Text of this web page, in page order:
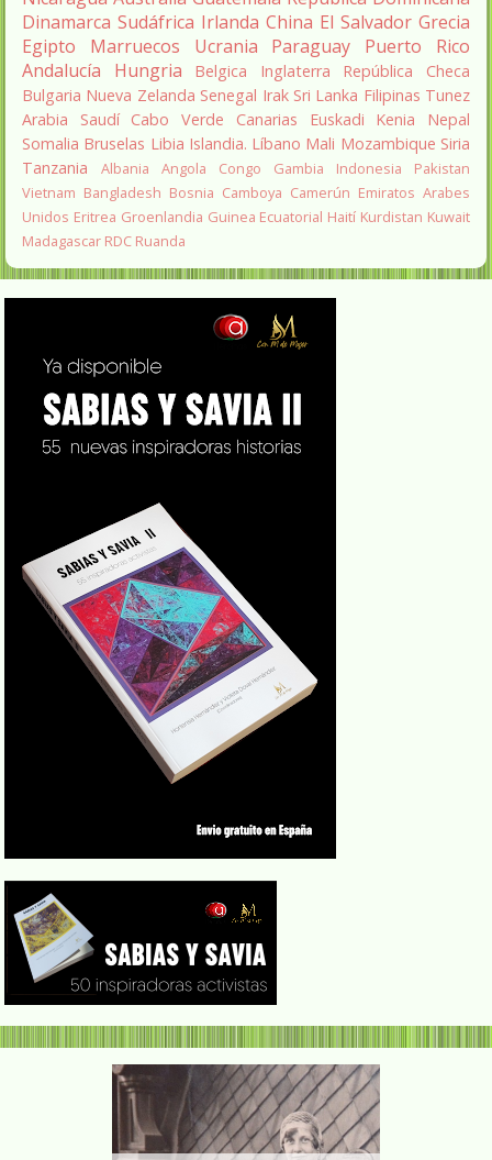
Dinamarca Sudáfrica Irlanda China El Salvador Grecia
Egipto
Marruecos Ucrania Paraguay
Puerto Rico
Andalucía
Hungria Belgica Inglaterra
República Checa
Bulgaria Nueva Zelanda Senegal Irak Sri Lanka Filipinas Tunez
Arabia Saudí Cabo Verde Canarias Euskadi Kenia
Nepal
Somalia Bruselas Libia Islandia. Líbano Mali Mozambique Siria
Tanzania
Albania Angola Congo Gambia Indonesia
Pakistan
Vietnam Bangladesh Bosnia Camboya Camerún Emiratos Arabes
Unidos Eritrea Groenlandia Guinea Ecuatorial Haití Kurdistan Kuwait
Madagascar RDC Ruanda